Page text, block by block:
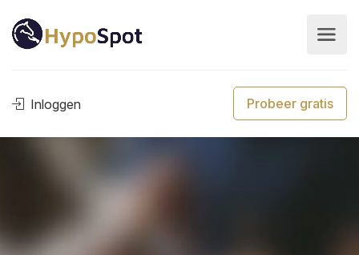
Inloggen Probeer gratis